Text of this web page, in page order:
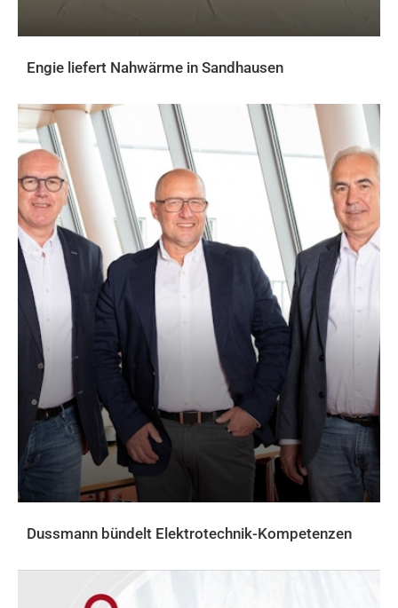
Engie liefert Nahwärme in Sandhausen
Dussmann bündelt Elektrotechnik-Kompetenzen